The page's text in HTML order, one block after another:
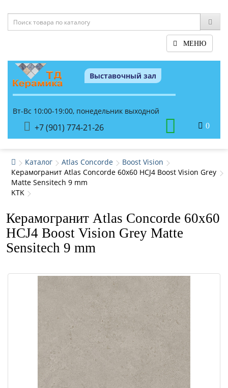
МЕНЮ
Выставочный зал
Вт-Вс 10:00-19:00, понедельник выходной
+7 (901) 774-21-26 0
Каталог Atlas Concorde
Boost Vision
Керамогранит Atlas Concorde 60x60 HCJ4 Boost Vision Grey
Matte Sensitech 9 mm
KTK
Керамогранит Atlas Concorde 60x60
HCJ4 Boost Vision Grey Matte
Sensitech 9 mm